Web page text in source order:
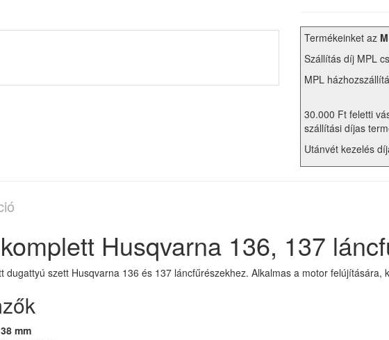
Termékeinket az
Szállítás díj MPL
MPL
30.000 Ft feletti
szállítási díjas
Utánvét kezelés
Husqvarna 136, 137
dugattyú szett Husqvarna 136 és 137 láncfűrészekhez. Alkalmas a motor felújítására,
38 mm